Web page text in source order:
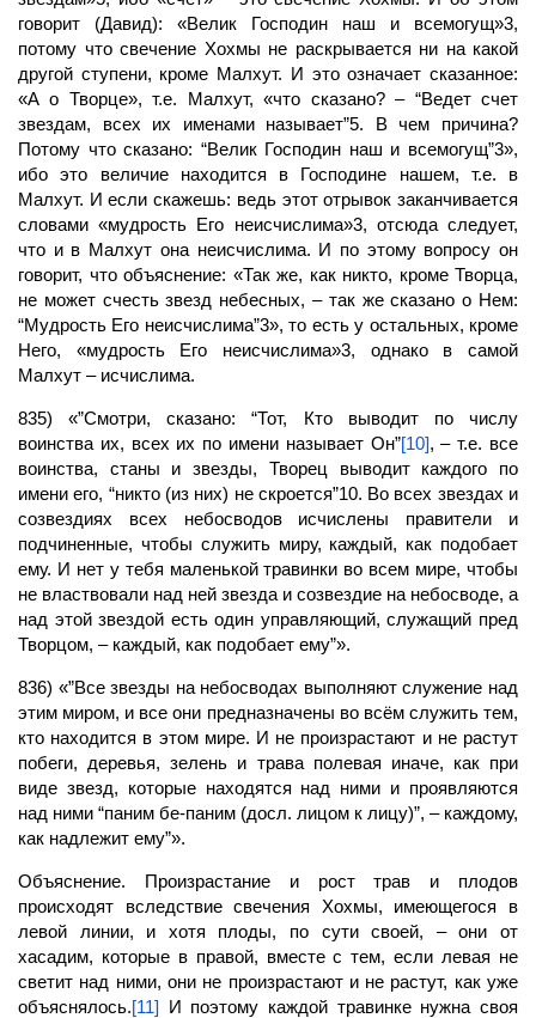
говорит (Давид): «Велик Господин наш и всемогущ»3,
потому что свечение Хохмы не раскрывается ни на какой
другой ступени, кроме Малхут. И это означает сказанное:
«А о Творце», т.е. Малхут, «что сказано? – “Ведет счет
звездам, всех их именами называет”5. В чем причина?
Потому что сказано: “Велик Господин наш и всемогущ”3»,
ибо это величие находится в Господине нашем, т.е. в
Малхут. И если скажешь: ведь этот отрывок заканчивается
словами «мудрость Его неисчислима»3, отсюда следует,
что и в Малхут она неисчислима. И по этому вопросу он
говорит, что объяснение: «Так же, как никто, кроме Творца,
не может счесть звезд небесных, – так же сказано о Нем:
“Мудрость Его неисчислима”3», то есть у остальных, кроме
Него, «мудрость Его неисчислима»3, однако в самой
Малхут – исчислима.
835) «”Смотри, сказано: “Тот, Кто выводит по числу
воинства их, всех их по имени называет Он”[10], – т.е. все
воинства, станы и звезды, Творец выводит каждого по
имени его, “никто (из них) не скроется”10. Во всех звездах и
созвездиях всех небосводов исчислены правители и
подчиненные, чтобы служить миру, каждый, как подобает
ему. И нет у тебя маленькой травинки во всем мире, чтобы
не властвовали над ней звезда и созвездие на небосводе, а
над этой звездой есть один управляющий, служащий пред
Творцом, – каждый, как подобает ему”».
836) «”Все звезды на небосводах выполняют служение над
этим миром, и все они предназначены во всём служить тем,
кто находится в этом мире. И не произрастают и не растут
побеги, деревья, зелень и трава полевая иначе, как при
виде звезд, которые находятся над ними и проявляются
над ними “паним бе-паним (досл. лицом к лицу)”, – каждому,
как надлежит ему”».
Объяснение. Произрастание и рост трав и плодов
происходят вследствие свечения Хохмы, имеющегося в
левой линии, и хотя плоды, по сути своей, – они от
хасадим, которые в правой, вместе с тем, если левая не
светит над ними, они не произрастают и не растут, как уже
объяснялось.[11] И поэтому каждой травинке нужна своя